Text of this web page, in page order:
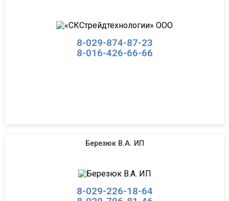
8-029-874-87-23
8-016-426-66-66
Березюк В.А. ИП
8-029-226-18-64